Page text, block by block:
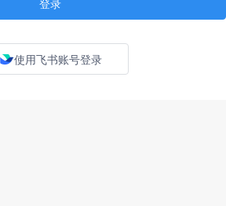
登录
使用飞书账号登录